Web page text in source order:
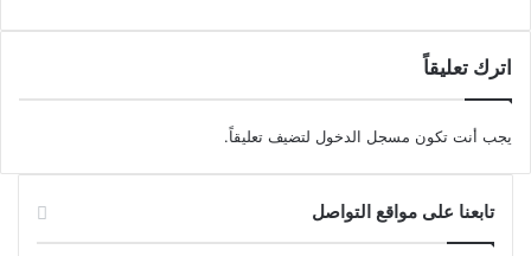
اترك تعليقاً
يجب أنت تكون مسجل الدخول لتضيف تعليقاً.
تابعنا على مواقع التواصل